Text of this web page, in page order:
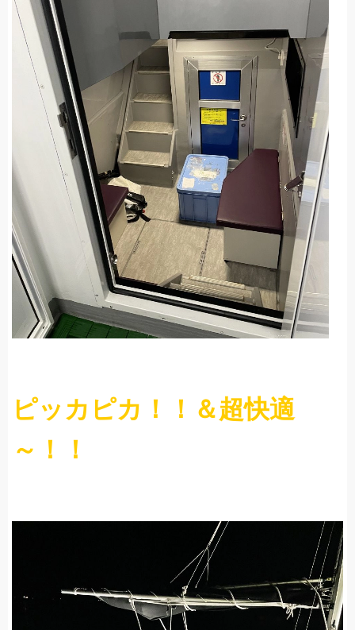
ピッカピカ！！＆超快適
～！！